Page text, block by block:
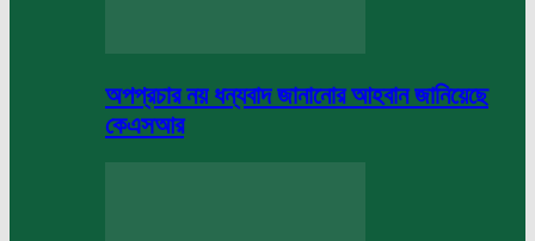
অপপ্রচার নয় ধন্যবাদ জানানোর আহবান জানিয়েছে
কেএসআর